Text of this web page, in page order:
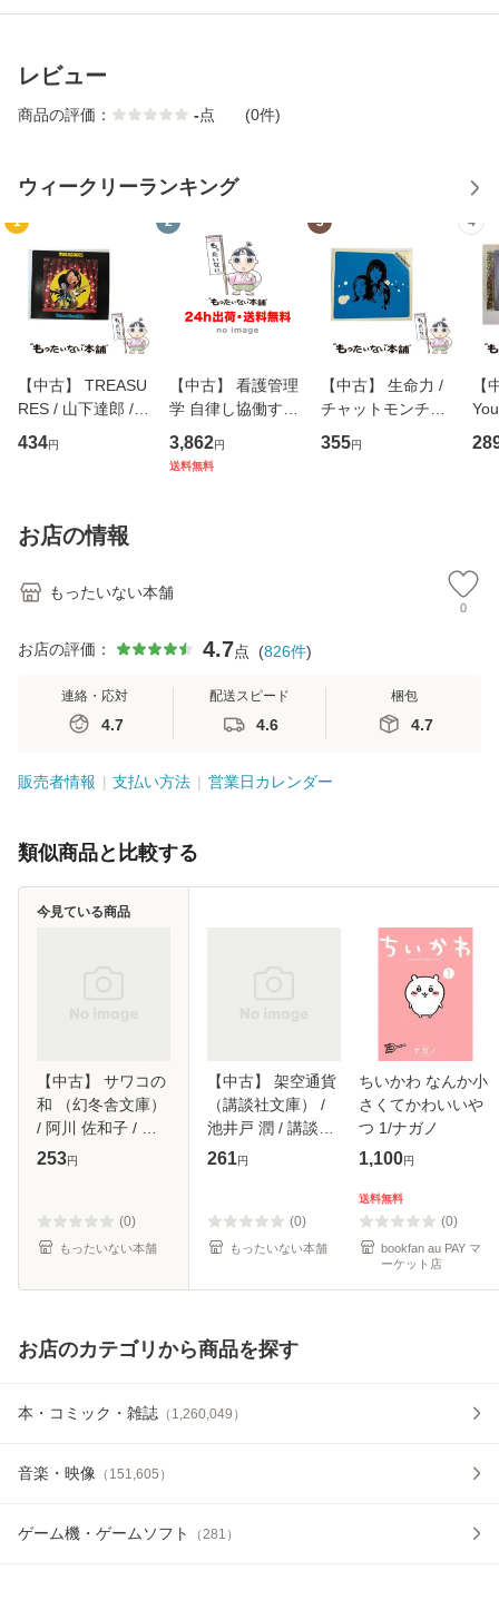
レビュー
商品の評価： -点 (0件)
ウィークリーランキング
1
【中古】 TREASU
RES / 山下達郎 /
イーストウエス
ト・ジャパン [CD]
434円
2
【中古】 看護管理
学 自律し協働する
専門職の看護マネ
ジメントスキル 改
3,862円
送料無料
3
【中古】 生命力 /
チャットモンチー /
キューンレコード
[CD]【メール便送
355円
4
【
のが
お店の情報
もったいない本舗
0
お店の評価： 4.7点 (826件)
連絡・応対
4.7
配送スピード
4.6
梱包
4.7
販売者情報 支払い方法 営業日カレンダー
類似商品と比較する
【中古】 サワコの
和 （幻冬舎文庫）
/ 阿川 佐和子 / 幻
冬舎 [文庫]【メー
253円
(0)
もったいない本舗
今見ている商品
【中古】 架空通貨
（講談社文庫） /
池井戸 潤 / 講談社
[文庫]【メール便送
261円
(0)
もったいない本舗
ちいかわ なんか小
さくてかわいいや
つ 1/ナガノ
1,100円
送料無料
(0)
bookfan au PAY マ
ーケット店
お店のカテゴリから商品を探す
本・コミック・雑誌 （ 1,260,049 ）
音楽・映像 （ 151,605 ）
ゲーム機・ゲームソフト （281 ）